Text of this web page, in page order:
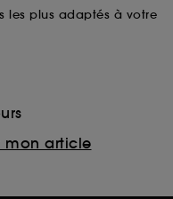
les plus adaptés à votre
mon article